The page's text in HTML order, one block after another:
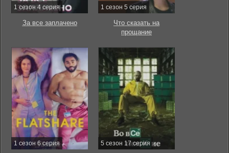
1 сезон 4 серия
За все заплачено
1 сезон 5 серия
Что сказать на
прощание
1 сезон 6 серия 5 сезон 17 серия